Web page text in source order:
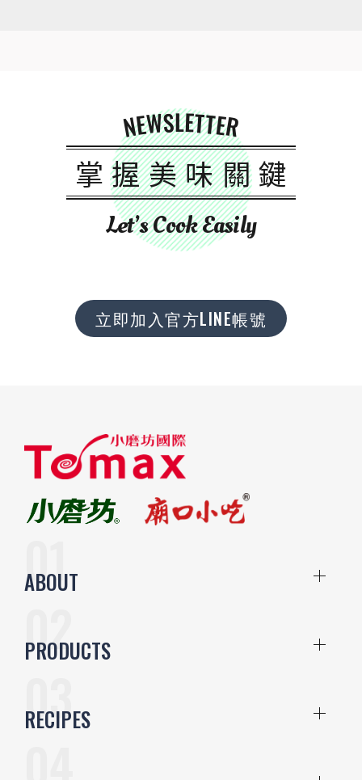
NEWSLETTER
掌握美味關鍵
Let’s Cook Easily
立即加入官方LINE帳號
ABOUT
PRODUCTS
RECIPES